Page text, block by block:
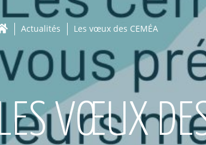
Actualités Les vœux des CEMÉA
LES VŒUX